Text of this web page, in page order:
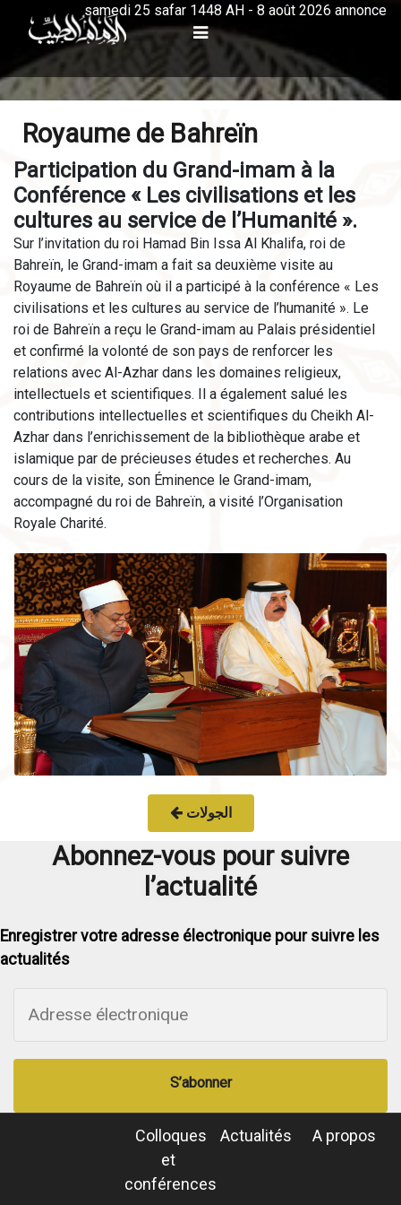
samedi 25 safar 1448 AH - 8 août 2026 annonce
Royaume de Bahreïn
Participation du Grand-imam à la
Conférence « Les civilisations et les
cultures au service de l’Humanité ».
Sur l’invitation du roi Hamad Bin Issa Al Khalifa, roi de
Bahreïn, le Grand-imam a fait sa deuxième visite au
Royaume de Bahreïn où il a participé à la conférence « Les
civilisations et les cultures au service de l’humanité ». Le
roi de Bahreïn a reçu le Grand-imam au Palais présidentiel
et confirmé la volonté de son pays de renforcer les
relations avec Al-Azhar dans les domaines religieux,
intellectuels et scientifiques. Il a également salué les
contributions intellectuelles et scientifiques du Cheikh Al-
Azhar dans l’enrichissement de la bibliothèque arabe et
islamique par de précieuses études et recherches. Au
cours de la visite, son Éminence le Grand-imam,
accompagné du roi de Bahreïn, a visité l’Organisation
Royale Charité.
الجولات
Abonnez-vous pour suivre
l’actualité
Enregistrer votre adresse électronique pour suivre les
actualités
S’abonner
A propos
Actualités
Colloques
et
conférences